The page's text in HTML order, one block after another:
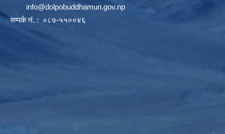
info@dolpobuddhamun.gov.np
सम्पर्क नं. : ०८७-५५००४६